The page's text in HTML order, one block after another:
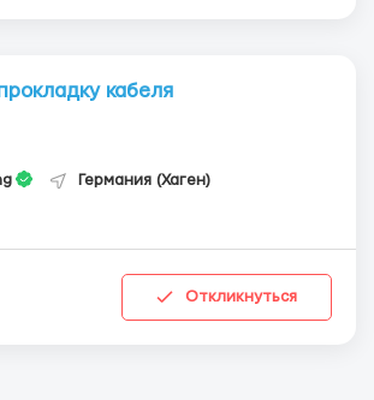
кабеля
Германия (Хаген)
Откликнуться